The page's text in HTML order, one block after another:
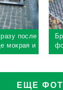
после
мокрая и
ЕЩЕ